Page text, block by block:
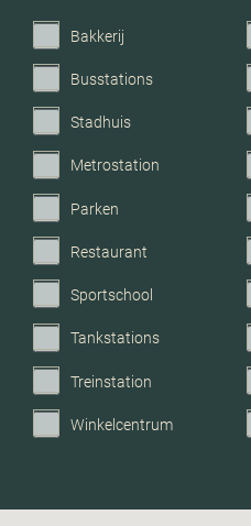
C.v.-ketel bouwjaar
Voorzieningen
Parkeerfaciliteiten
Garage
Bakkerij
Busstations
Stadhuis
Metrostation
Parken
Restaurant
Sportschool
Tankstations
Treinstation
Winkelcentrum